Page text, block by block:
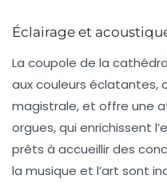
Éclairage et
La coupole de la
aux couleurs éclatantes,
magistrale, et offre une
orgues, qui enrichissent
prêts à accueillir des
la musique et l’art sont